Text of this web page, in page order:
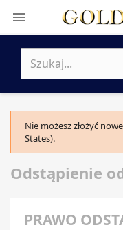

Nie możesz złożyć
States).
Odstąpienie
PRAWO